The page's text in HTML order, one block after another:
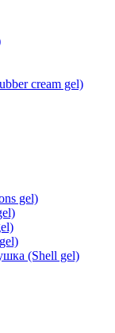
cream gel)
gel)
(Shell gel)